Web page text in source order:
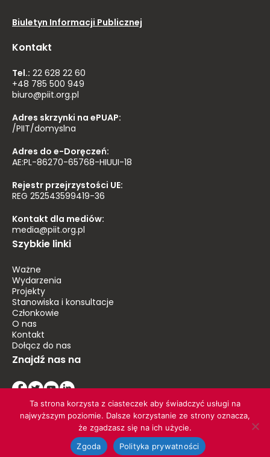
Biuletyn Informacji Publicznej
Kontakt
Tel.: 22 628 22 60
+48 785 500 949
biuro@piit.org.pl
Adres skrzynki na ePUAP:
/PIIT/domyslna
Adres do e-Doręczeń:
AE:PL-86270-65768-HIUUI-18
Rejestr przejrzystości UE:
REG 252543599419-36
Kontakt dla mediów:
media@piit.org.pl
Szybkie linki
Ważne
Wydarzenia
Projekty
Stanowiska i konsultacje
Członkowie
O nas
Kontakt
Dołącz do nas
Znajdź nas na
© 2026 PIIT. Wszelkie prawa zastrzeżone
Polityka prywatności
Ta strona korzysta z ciasteczek aby świadczyć usługi na
najwyższym poziomie. Dalsze korzystanie ze strony oznacza,
że zgadzasz się na ich użycie.
Zgoda
Polityka prywatności